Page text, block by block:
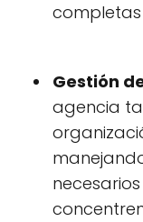
Gestión
agencia